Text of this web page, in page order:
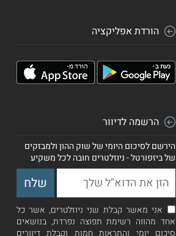
הורדת אפליקציה
הרשמה לדיוור
הירשם לסיכום היומי של שוק ההון ולמבזקים
של ביזפורטל - ניוזלטרים חובה לכל משקיע
אני מאשר קבלת שני ניוזלטרים, אשר כל
אחד מהווה רשימת תפוצה נפרדת, בנושאים